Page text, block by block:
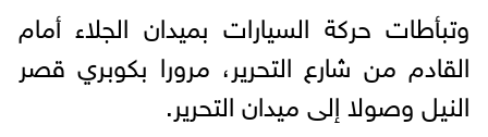
وتبأطات حركة السيارات بميدان الجلاء أمام
القادم من شارع التحرير، مرورا بكوبري قصر
النيل وصولا إلى ميدان التحرير.